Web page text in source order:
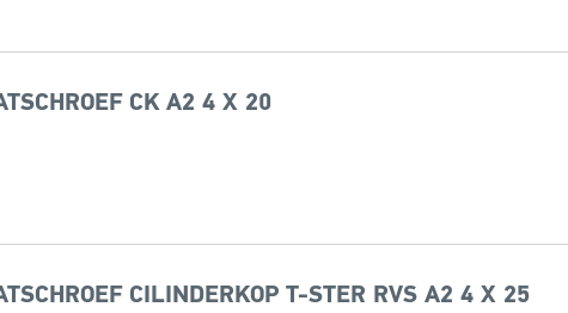
CK A2 4 X 20
CILINDERKOP T-STER RVS A2 4 X 25